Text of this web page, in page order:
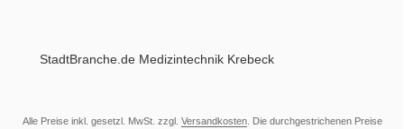
StadtBranche.de Medizintechnik Krebeck
Alle Preise inkl. gesetzl. MwSt. zzgl. Versandkosten. Die durchgestrichenen Preise